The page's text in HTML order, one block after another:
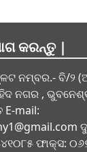
କରନ୍ତୁ |
ନମ୍ବର.- ବି/୨
ନଗର ,
mail:
ଫାକ୍ସ: